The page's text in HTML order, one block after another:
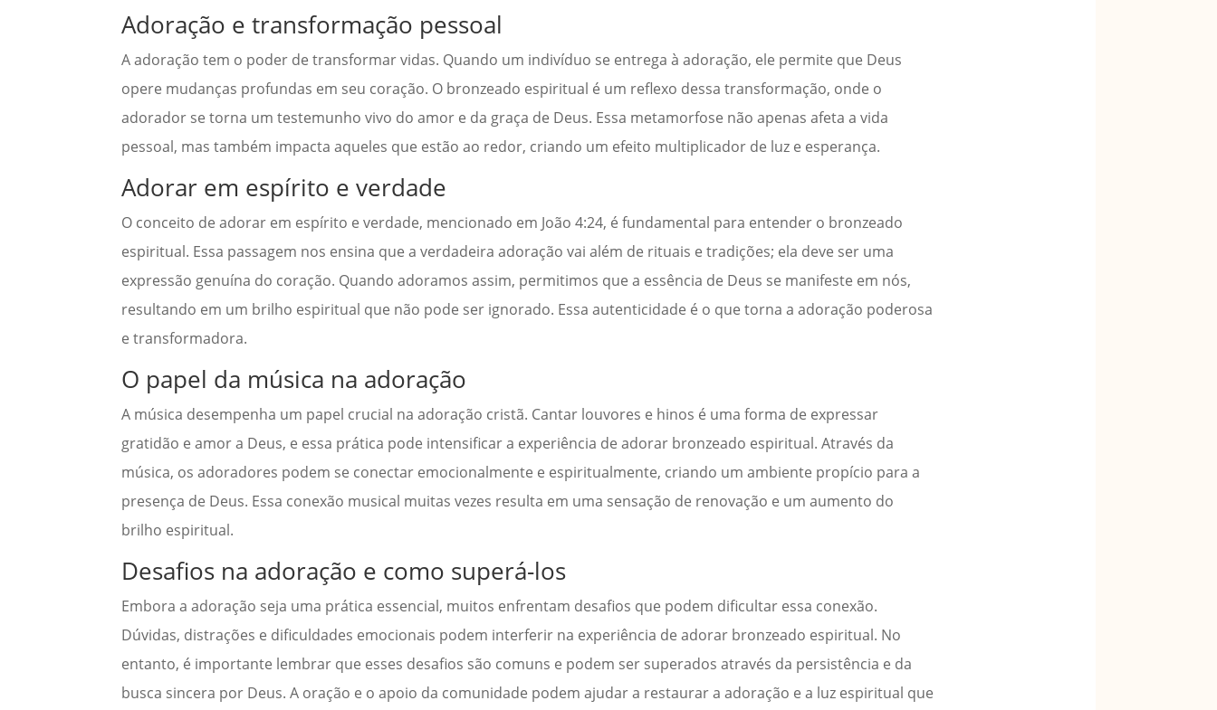
Adoração e transformação pessoal
A adoração tem o poder de transformar vidas. Quando um indivíduo se entrega à adoração, ele permite que Deus
opere mudanças profundas em seu coração. O bronzeado espiritual é um reflexo dessa transformação, onde o
adorador se torna um testemunho vivo do amor e da graça de Deus. Essa metamorfose não apenas afeta a vida
pessoal, mas também impacta aqueles que estão ao redor, criando um efeito multiplicador de luz e esperança.
Adorar em espírito e verdade
O conceito de adorar em espírito e verdade, mencionado em João 4:24, é fundamental para entender o bronzeado
espiritual. Essa passagem nos ensina que a verdadeira adoração vai além de rituais e tradições; ela deve ser uma
expressão genuína do coração. Quando adoramos assim, permitimos que a essência de Deus se manifeste em nós,
resultando em um brilho espiritual que não pode ser ignorado. Essa autenticidade é o que torna a adoração poderosa
e transformadora.
O papel da música na adoração
A música desempenha um papel crucial na adoração cristã. Cantar louvores e hinos é uma forma de expressar
gratidão e amor a Deus, e essa prática pode intensificar a experiência de adorar bronzeado espiritual. Através da
música, os adoradores podem se conectar emocionalmente e espiritualmente, criando um ambiente propício para a
presença de Deus. Essa conexão musical muitas vezes resulta em uma sensação de renovação e um aumento do
brilho espiritual.
Desafios na adoração e como superá-los
Embora a adoração seja uma prática essencial, muitos enfrentam desafios que podem dificultar essa conexão.
Dúvidas, distrações e dificuldades emocionais podem interferir na experiência de adorar bronzeado espiritual. No
entanto, é importante lembrar que esses desafios são comuns e podem ser superados através da persistência e da
busca sincera por Deus. A oração e o apoio da comunidade podem ajudar a restaurar a adoração e a luz espiritual que